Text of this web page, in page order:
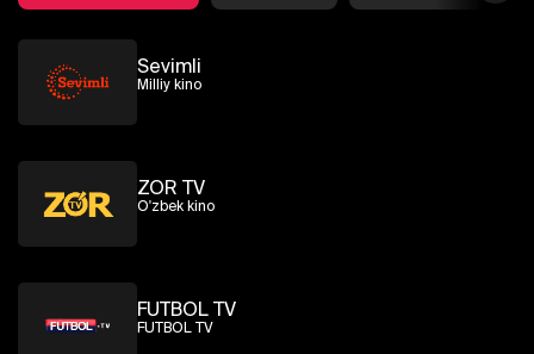
Sevimli
Milliy kino
ZOR TV
O'zbek kino
FUTBOL TV
FUTBOL TV